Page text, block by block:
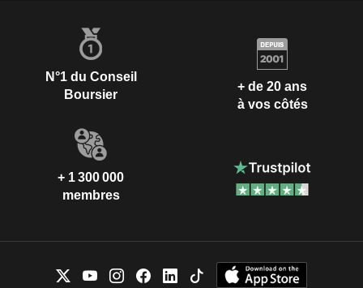
N°1 du Conseil
Boursier
+ de 20 ans
à vos côtés
+ 1 300 000
membres